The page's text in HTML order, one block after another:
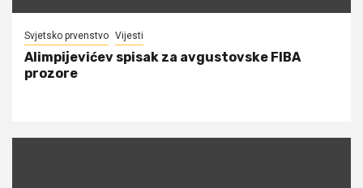
Svjetsko prvenstvo Vijesti
Alimpijevićev spisak za avgustovske FIBA
prozore